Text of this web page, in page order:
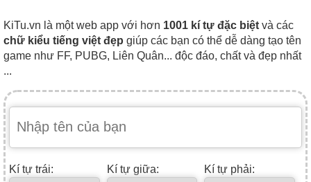
KiTu.vn là một web app với hơn 1001 kí tự đặc biệt và các
chữ kiểu tiếng việt đẹp giúp các bạn có thể dễ dàng tạo tên
game như FF, PUBG, Liên Quân... độc đáo, chất và đẹp nhất
...
Kí tự trái: Kí tự giữa: Kí tự phải: